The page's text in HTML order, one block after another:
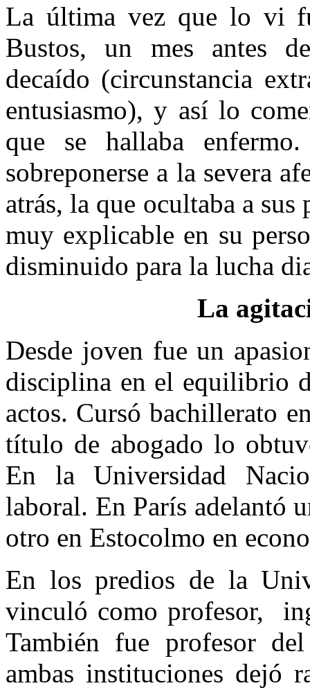
La última vez que lo vi
Bustos, un mes antes
decaído (circunstancia
entusiasmo), y así lo
que se hallaba
sobreponerse a la severa
atrás, la que ocultaba a
muy explicable en su
disminuido para la lucha
La
Desde joven fue un
disciplina en el equilibrio
actos. Cursó bachillerato
título de abogado lo
En la Universidad
laboral. En París adelantó
otro en Estocolmo en
En los predios de la
vinculó como profesor,
También fue profesor
ambas instituciones dejó